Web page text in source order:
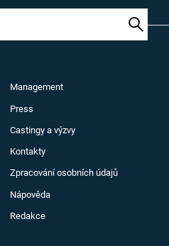
Management
Press
Castingy a výzvy
Kontakty
Zpracování osobních údajů
Nápověda
Redakce